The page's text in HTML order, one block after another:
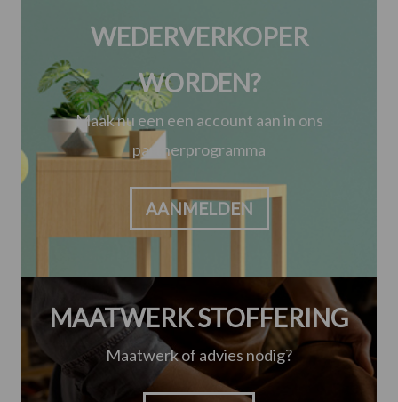
WEDERVERKOPER
WORDEN?
Maak nu een een account aan in ons
partnerprogramma
AANMELDEN
MAATWERK STOFFERING
Maatwerk of advies nodig?